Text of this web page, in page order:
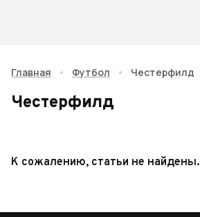
Главная • Футбол • Честерфилд
Честерфилд
К сожалению, статьи не найдены.